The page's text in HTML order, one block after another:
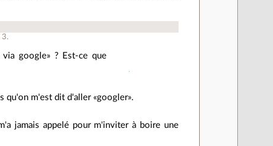
3.
via google» ? Est-ce que
qu'on m'est dit d'aller «googler».
jamais appelé pour m'inviter à boire une